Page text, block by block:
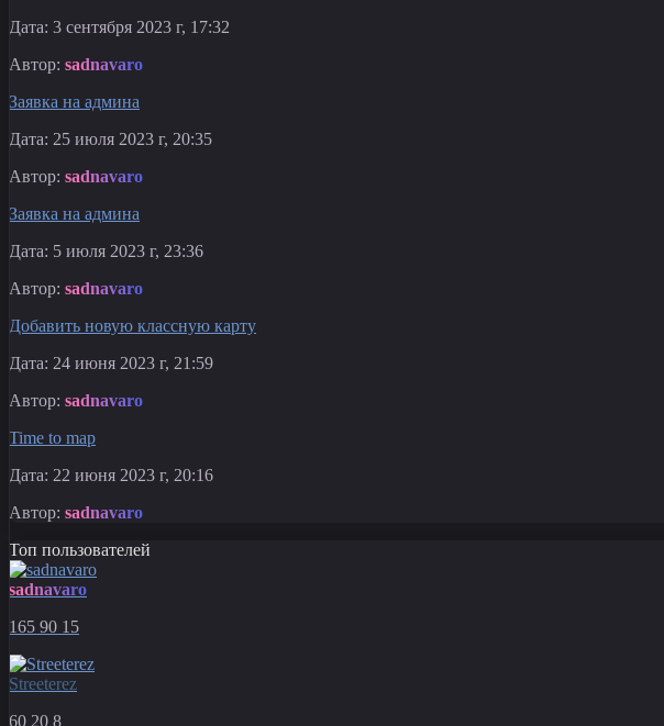
Дата: 3 сентября 2023 г, 17:32
Автор: sadnavaro
Заявка на админа
Дата: 25 июля 2023 г, 20:35
Автор: sadnavaro
Заявка на админа
Дата: 5 июля 2023 г, 23:36
Автор: sadnavaro
Добавить новую классную карту
Дата: 24 июня 2023 г, 21:59
Автор: sadnavaro
Time to map
Дата: 22 июня 2023 г, 20:16
Автор: sadnavaro
Топ пользователей
sadnavaro
165 90 15
Streeterez
60 20 8